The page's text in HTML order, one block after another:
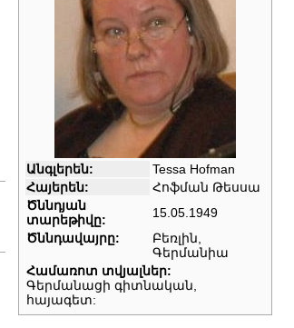
Անգլերեն:
Tessa Hofman
Հայերեն:
Հոֆման Թեսսա
Ծննդյան
տարեթիվը:
15.05.1949
Ծննդավայրը:
Բեռլին,
Գերմանիա
Համառոտ տվյալներ:
Գերմանացի գիտնական,
հայագետ: